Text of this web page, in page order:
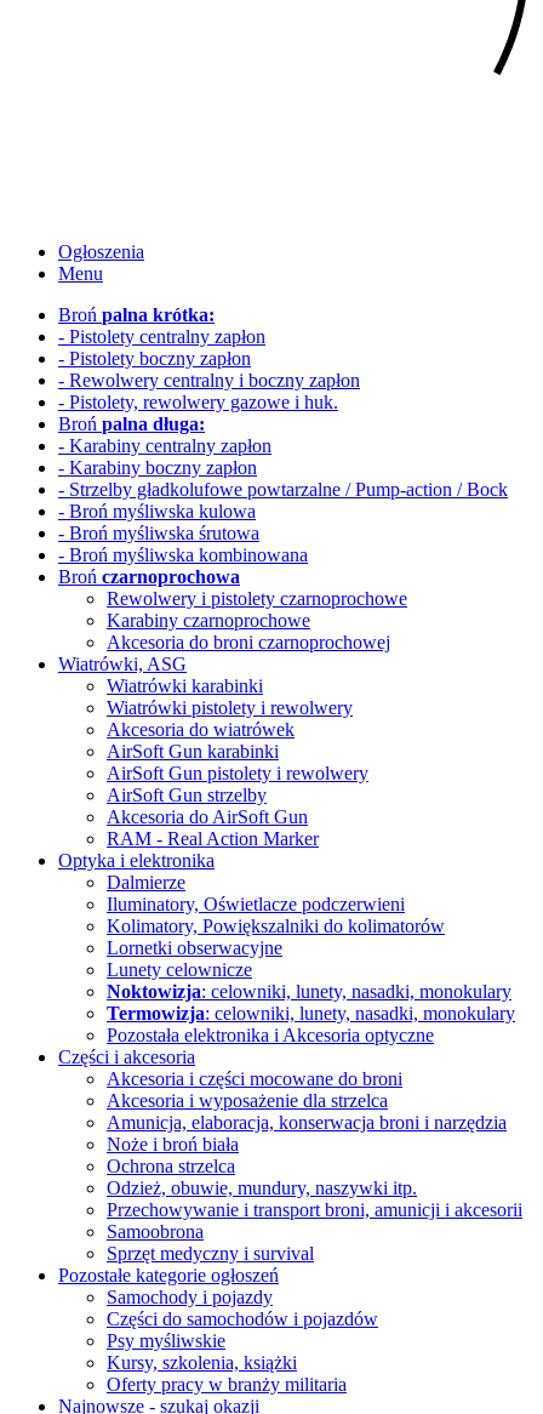
Ogłoszenia
Menu
Broń palna krótka:
- Pistolety centralny zapłon
- Pistolety boczny zapłon
- Rewolwery centralny i boczny zapłon
- Pistolety, rewolwery gazowe i huk.
Broń palna długa:
- Karabiny centralny zapłon
- Karabiny boczny zapłon
- Strzelby gładkolufowe powtarzalne / Pump-action / Bock
- Broń myśliwska kulowa
- Broń myśliwska śrutowa
- Broń myśliwska kombinowana
Broń czarnoprochowa
Rewolwery i pistolety czarnoprochowe
Karabiny czarnoprochowe
Akcesoria do broni czarnoprochowej
Wiatrówki, ASG
Wiatrówki karabinki
Wiatrówki pistolety i rewolwery
Akcesoria do wiatrówek
AirSoft Gun karabinki
AirSoft Gun pistolety i rewolwery
AirSoft Gun strzelby
Akcesoria do AirSoft Gun
RAM - Real Action Marker
Optyka i elektronika
Dalmierze
Iluminatory, Oświetlacze podczerwieni
Kolimatory, Powiększalniki do kolimatorów
Lornetki obserwacyjne
Lunety celownicze
Noktowizja: celowniki, lunety, nasadki, monokulary
Termowizja: celowniki, lunety, nasadki, monokulary
Pozostała elektronika i Akcesoria optyczne
Części i akcesoria
Akcesoria i części mocowane do broni
Akcesoria i wyposażenie dla strzelca
Amunicja, elaboracja, konserwacja broni i narzędzia
Noże i broń biała
Ochrona strzelca
Odzież, obuwie, mundury, naszywki itp.
Przechowywanie i transport broni, amunicji i akcesorii
Samoobrona
Sprzęt medyczny i survival
Pozostałe kategorie ogłoszeń
Samochody i pojazdy
Części do samochodów i pojazdów
Psy myśliwskie
Kursy, szkolenia, książki
Oferty pracy w branży militaria
Najnowsze - szukaj okazji